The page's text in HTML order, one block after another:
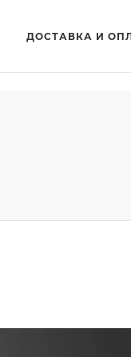
ДОСТАВКА И